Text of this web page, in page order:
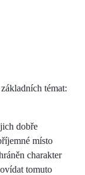
témat:
dobře
místo
charakter
tomuto